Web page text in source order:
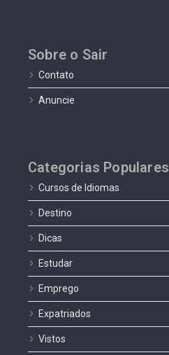
Sobre o Sair
Contato
Anuncie
Categorias Populares
Cursos de Idiomas
Destino
Dicas
Estudar
Emprego
Expatriados
Vistos